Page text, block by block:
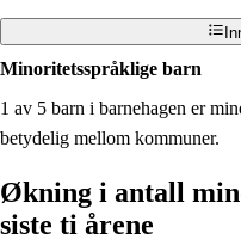
Minoritetsspråklige barn
1 av 5 barn i barnehagen er
betydelig mellom kommuner.
Økning i antall
siste ti årene